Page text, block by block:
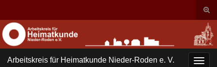
Search for:
Arbeitskreis für Heimatkunde Nieder-Roden e. V.